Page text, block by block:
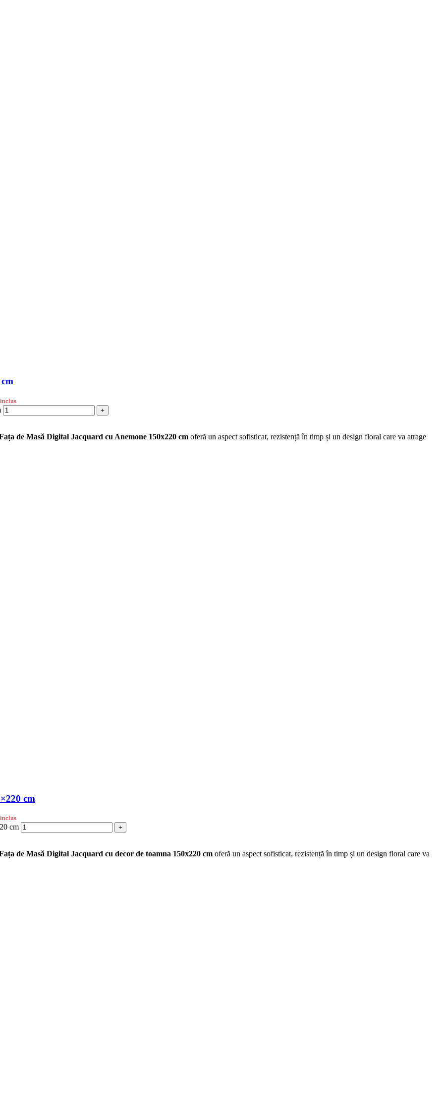
+
de Masă Digital Jacquard cu Anemone 150x220 cm oferă un aspect sofisticat, rezistență în timp și un design floral care va atrage
cm
cm +
de Masă Digital Jacquard cu decor de toamna 150x220 cm oferă un aspect sofisticat, rezistență în timp și un design floral care va